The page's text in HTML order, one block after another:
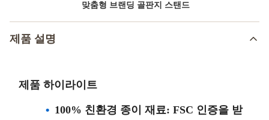
맞춤형 브랜딩 골판지 스탠드
제품 설명
제품 하이라이트
100% 친환경 종이 재료: FSC 인증을 받